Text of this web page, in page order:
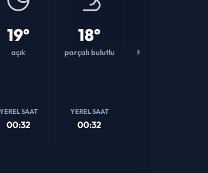
19°
açık
YEREL SAAT
00:32
18°
parçalı bulutlu
YEREL SAAT
00:32
hafif yağmur